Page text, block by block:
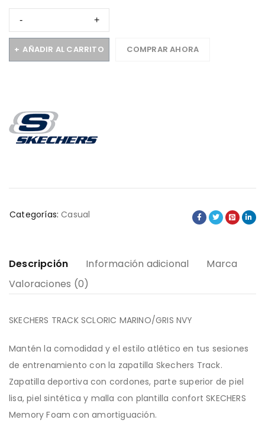
AÑADIR AL CARRITO COMPRAR AHORA
Categorías: Casual
Descripción Información adicional
Marca
Valoraciones (0)
SKECHERS TRACK SCLORIC MARINO/GRIS NVY
Mantén la comodidad y el estilo atlético en tus sesiones
de entrenamiento con la zapatilla Skechers Track.
Zapatilla deportiva con cordones, parte superior de piel
lisa, piel sintética y malla con plantilla confort SKECHERS
Memory Foam con amortiguación.